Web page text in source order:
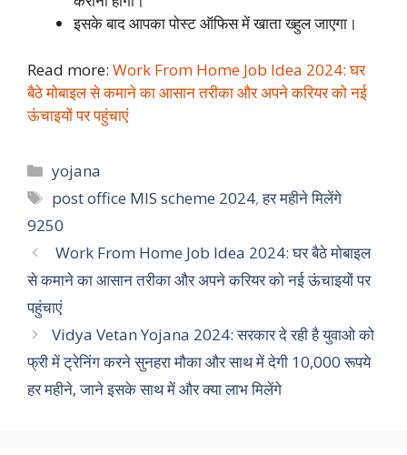
इसके बाद आपका पोस्ट ऑफिस में खाता ख्हुल जाएगा।
Read more: Work From Home Job Idea 2024: घर
बैठे मोबाइल से कमाने का आसान तरीका और अपने करियर को नई
ऊंचाइयों पर पहुंचाएं
Categories
yojana
Tags
post office MIS scheme 2024,हर महीने मिलेंगे
9250
Work From Home Job Idea 2024: घर बैठे मोबाइल
से कमाने का आसान तरीका और अपने करियर को नई ऊंचाइयों पर
पहुंचाएं
Vidya Vetan Yojana 2024: सरकार दे रही है युवाओ को
फ्री में ट्रेनिंग करने सुनहरा मौका और साथ में देगी 10,000 रूपये
हर महीने, जाने इसके साथ में और क्या लाभ मिलेंगे